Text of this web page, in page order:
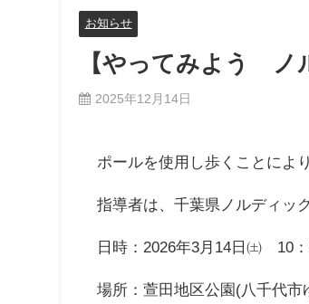
お知らせ
【やってみよう ノ
2025年12月14日
ポールを使用し歩くことによ
指導者は、千葉県ノルディッ
日時：2026年3月14日㈯
場所：萱田地区公園(八千代市